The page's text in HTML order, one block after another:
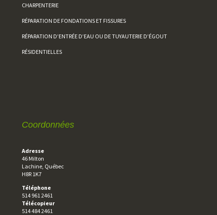
CHARPENTERIE
RÉPARATION DE FONDATIONS ET FISSURES
RÉPARATION D’ENTRÉE D’EAU OU DE TUYAUTERIE D’ÉGOUT
RÉSIDENTIELLES
Coordonnées
Adresse
46 Milton
Lachine, Québec
H8R 1K7
Téléphone
514 961 2461
Télécopieur
514 484 2461